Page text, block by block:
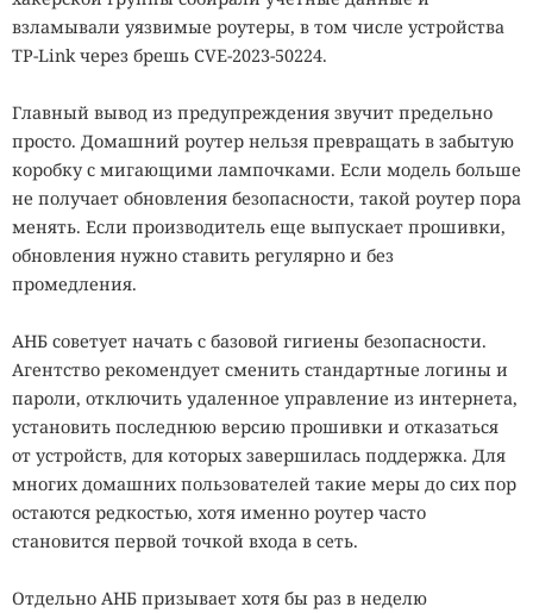
взламывали уязвимые роутеры, в том числе устройства
TP-Link через брешь CVE-2023-50224.
Главный вывод из предупреждения звучит предельно
просто. Домашний роутер нельзя превращать в забытую
коробку с мигающими лампочками. Если модель больше
не получает обновления безопасности, такой роутер пора
менять. Если производитель еще выпускает прошивки,
обновления нужно ставить регулярно и без
промедления.
АНБ советует начать с базовой гигиены безопасности.
Агентство рекомендует сменить стандартные логины и
пароли, отключить удаленное управление из интернета,
установить последнюю версию прошивки и отказаться
от устройств, для которых завершилась поддержка. Для
многих домашних пользователей такие меры до сих пор
остаются редкостью, хотя именно роутер часто
становится первой точкой входа в сеть.
Отдельно АНБ призывает хотя бы раз в неделю